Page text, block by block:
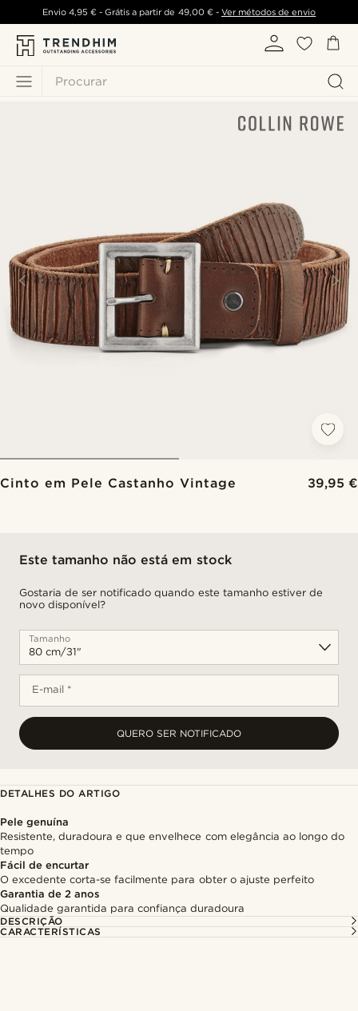
Procurar
Envio 4,95 €- Grátis a partir de 49,00 €- Ver métodos de envio
Cinto em Pele Castanho Vintage 39,95 €
Este tamanho não está em stock
Gostaria de ser notificado quando este tamanho estiver de
novo disponível?
Tamanho
E-mail *
QUERO SER NOTIFICADO
DETALHES DO ARTIGO
Pele genuína
Resistente, duradoura e que envelhece com elegância ao longo do
tempo
Fácil de encurtar
O excedente corta-se facilmente para obter o ajuste perfeito
Garantia de 2 anos
Qualidade garantida para confiança duradoura
DESCRIÇÃO
CARACTERÍSTICAS